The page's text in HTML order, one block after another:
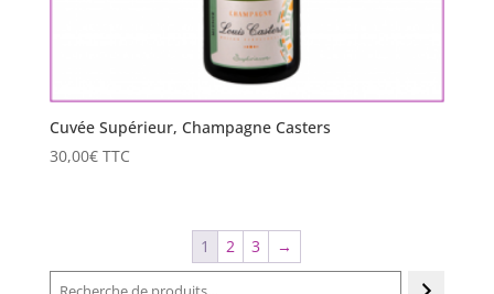
Cuvée Supérieur, Champagne Casters
30,00€ TTC
1 2 3
→
Recherche